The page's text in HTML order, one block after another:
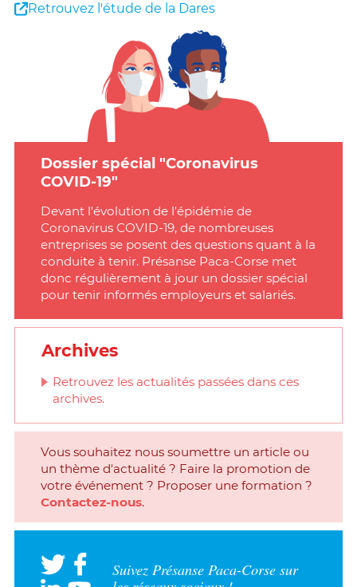
Retrouvez l'étude de la Dares
Dossier spécial "Coronavirus
COVID-19"
Devant l'évolution de l'épidémie de
Coronavirus COVID-19, de nombreuses
entreprises se posent des questions quant à la
conduite à tenir. Présanse Paca-Corse met
donc régulièrement à jour un dossier spécial
pour tenir informés employeurs et salariés.
Archives
Retrouvez les actualités passées dans ces
archives.
Vous souhaitez nous soumettre un article ou
un thème d'actualité ? Faire la promotion de
votre événement ? Proposer une formation ?
Contactez-nous.
Suivez Présanse Paca-Corse sur